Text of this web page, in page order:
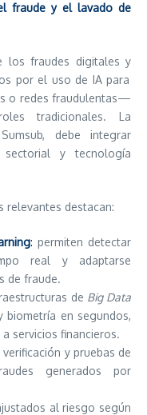
fraude y el lavado de
los fraudes digitales y
por el uso de IA para
o redes fraudulentas—
tradicionales. La
debe integrar
sectorial y tecnología
relevantes destacan:
: permiten detectar
real y adaptarse
de fraude.
de Big Data
biometría en segundos,
servicios financieros.
verificación y pruebas de
generados por
al riesgo según